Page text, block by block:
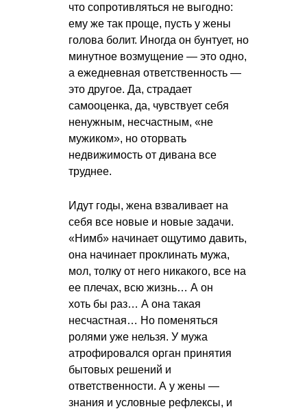
что сопротивляться не выгодно:
ему же так проще, пусть у жены
голова болит. Иногда он бунтует, но
минутное возмущение — это одно,
а ежедневная ответственность —
это другое. Да, страдает
самооценка, да, чувствует себя
ненужным, несчастным, «не
мужиком», но оторвать
недвижимость от дивана все
труднее.
Идут годы, жена взваливает на
себя все новые и новые задачи.
«Нимб» начинает ощутимо давить,
она начинает проклинать мужа,
мол, толку от него никакого, все на
ее плечах, всю жизнь… А он
хоть бы раз… А она такая
несчастная… Но поменяться
ролями уже нельзя. У мужа
атрофировался орган принятия
бытовых решений и
ответственности. А у жены —
знания и условные рефлексы, и